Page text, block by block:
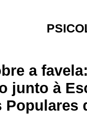
a
junto à
Populares